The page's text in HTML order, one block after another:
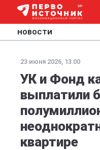
НОВОСТИ
23 июня 2026, 13:00
УК и Фонд
выплатили
квартире